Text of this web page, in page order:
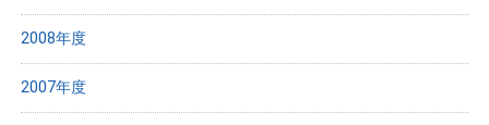
2008年度
2007年度